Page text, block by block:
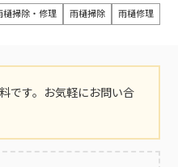
合わせください。
取付工賃は6,600円から、商品購
入と取付は9,900円から対応可能
で、お気軽にご相談ください。
樋掃除・修理 雨樋掃除 雨樋修理
です。お気軽にお問い合